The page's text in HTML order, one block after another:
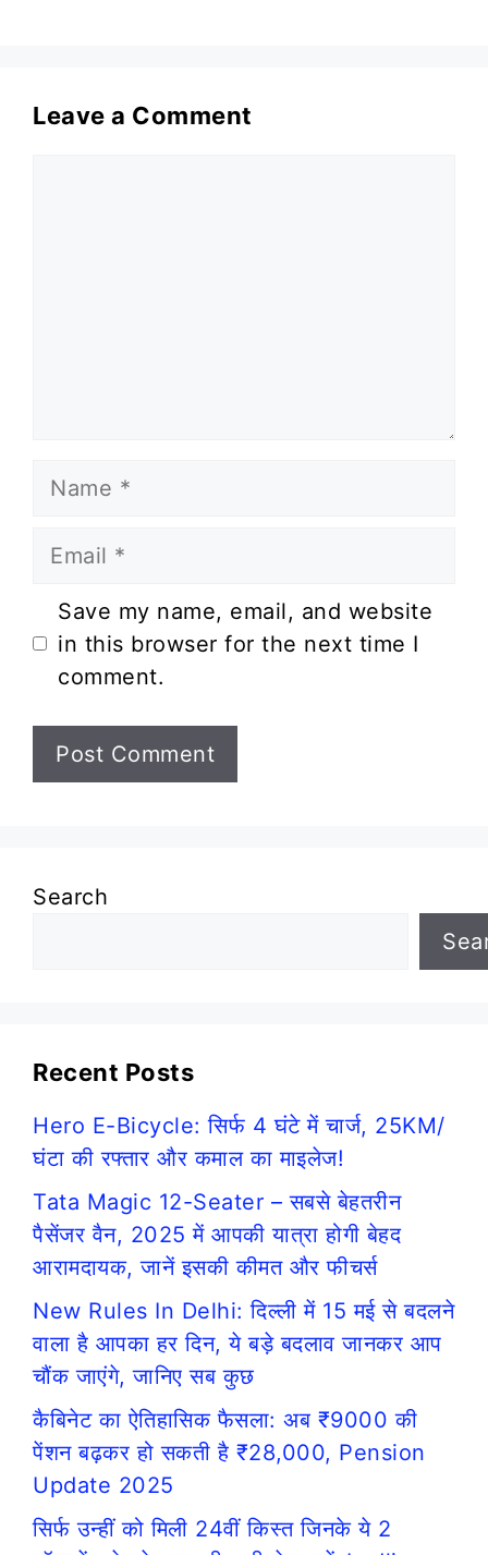
Leave a Comment
Name
Email
Website
Save my name, email, and website
in this browser for the next time I
comment.
Search
Recent Posts
Hero E-Bicycle: सिर्फ 4 घंटे में चार्ज, 25KM/
घंटा की रफ्तार और कमाल का माइलेज!
Tata Magic 12-Seater – सबसे बेहतरीन
पैसेंजर वैन, 2025 में आपकी यात्रा होगी बेहद
आरामदायक, जानें इसकी कीमत और फीचर्स
New Rules In Delhi: दिल्ली में 15 मई से बदलने
वाला है आपका हर दिन, ये बड़े बदलाव जानकर आप
चौंक जाएंगे, जानिए सब कुछ
कैबिनेट का ऐतिहासिक फैसला: अब ₹9000 की
पेंशन बढ़कर हो सकती है ₹28,000, Pension
Update 2025
सिर्फ उन्हीं को मिली 24वीं किस्त जिनके ये 2